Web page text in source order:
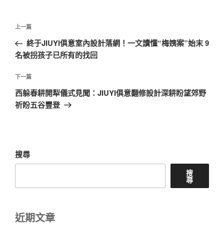
文
導
覽
上
一
篇
章
上一篇
終于JIUYI俱意室內設計落網！一文讀懂“梅姨案”始末 9
名被拐孩子已所有的找回
下
一
篇
下一篇
西躲春耕開犁儀式見聞：JIUYI俱意翻修設計深耕盼望郊野
祈盼五谷豐登
搜尋
搜
尋
近期文章